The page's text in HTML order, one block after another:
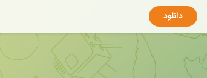
دانلود